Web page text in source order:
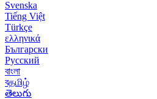
Svenska
Tiếng Việt
Türkçe
ελληνικά
Български
Русский
বাংলা
বதமிழ்
తెలుగు